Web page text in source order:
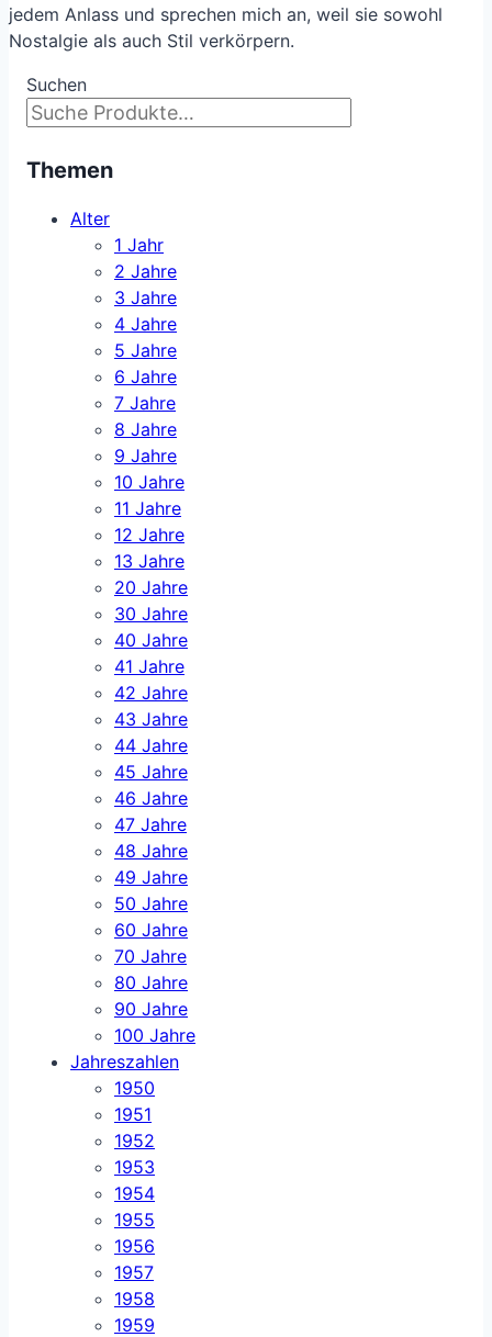
jedem Anlass und sprechen mich an, weil sie sowohl
Nostalgie als auch Stil verkörpern.
Suchen
Themen
Alter
1 Jahr
2 Jahre
3 Jahre
4 Jahre
5 Jahre
6 Jahre
7 Jahre
8 Jahre
9 Jahre
10 Jahre
11 Jahre
12 Jahre
13 Jahre
20 Jahre
30 Jahre
40 Jahre
41 Jahre
42 Jahre
43 Jahre
44 Jahre
45 Jahre
46 Jahre
47 Jahre
48 Jahre
49 Jahre
50 Jahre
60 Jahre
70 Jahre
80 Jahre
90 Jahre
100 Jahre
Jahreszahlen
1950
1951
1952
1953
1954
1955
1956
1957
1958
1959